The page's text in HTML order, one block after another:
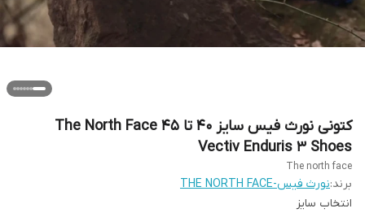
کتونی نورث فیس سایز ۴۰ تا ۴۵ The North Face
Vectiv Enduris 3 Shoes
The north face
برند:نورث فیس-THE NORTH FACE
انتخاب سایز